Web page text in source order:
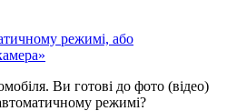
режимі, або
Ви готові до фото (відео)
режимі?